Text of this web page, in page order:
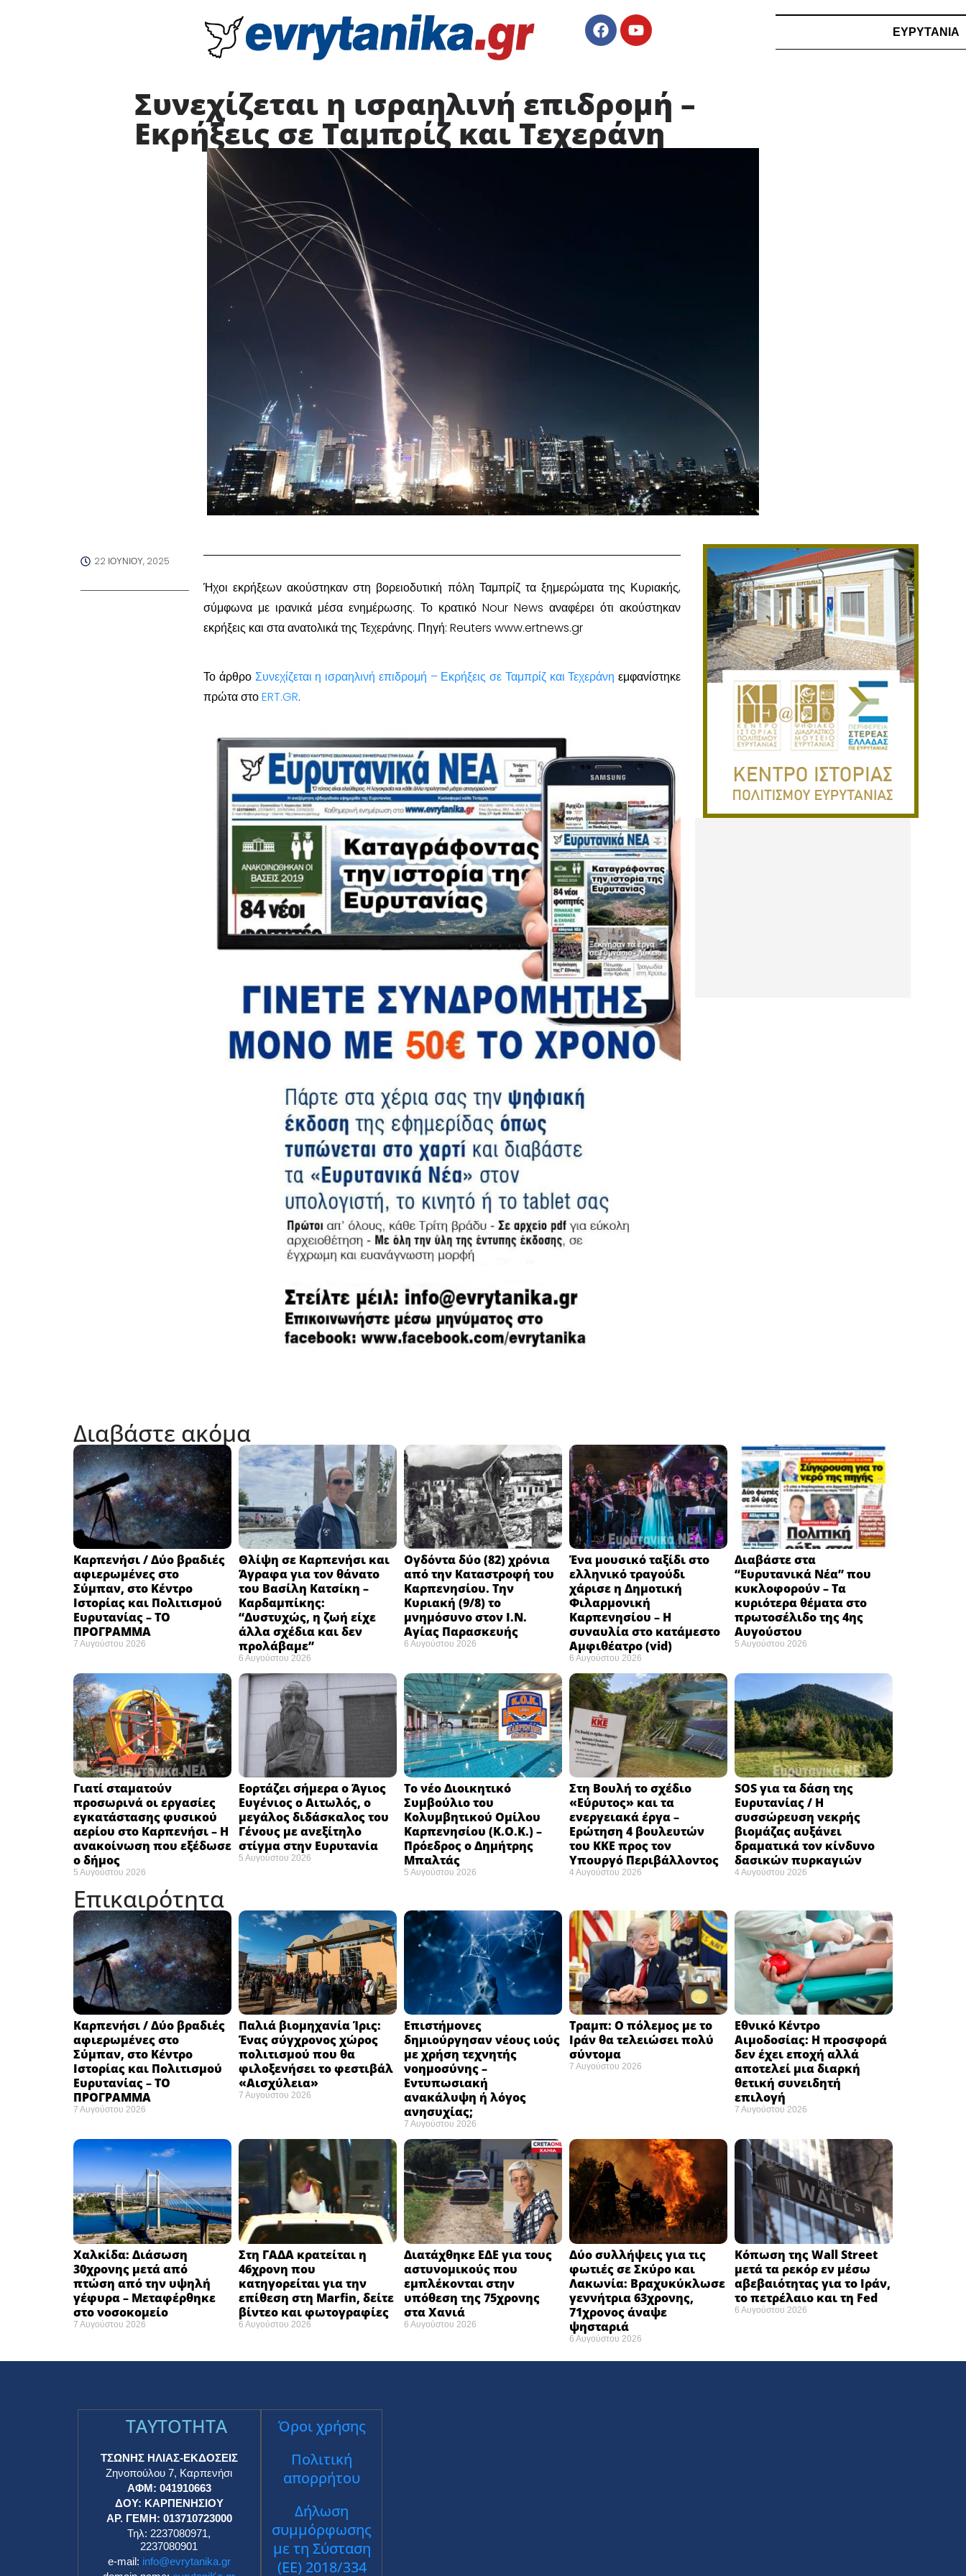
ΕΥΡΥΤΑΝΙΑ
Συνεχίζεται η ισραηλινή επιδρομή –
Εκρήξεις σε Ταμπρίζ και Τεχεράνη
22 ΙΟΥΝΊΟΥ, 2025
Ήχοι εκρήξεων ακούστηκαν στη βορειοδυτική πόλη Ταμπρίζ τα ξημερώματα της Κυριακής,
σύμφωνα με ιρανικά μέσα ενημέρωσης. Το κρατικό Nour News αναφέρει ότι ακούστηκαν
εκρήξεις και στα ανατολικά της Τεχεράνης. Πηγή: Reuters www.ertnews.gr
Το άρθρο Συνεχίζεται η ισραηλινή επιδρομή – Εκρήξεις σε Ταμπρίζ και Τεχεράνη εμφανίστηκε
πρώτα στοERT.GR.
Διαβάστε ακόμα
Καρπενήσι / Δύο βραδιές
αφιερωμένες στο
Σύμπαν, στο Κέντρο
Ιστορίας και Πολιτισμού
Ευρυτανίας – ΤΟ
ΠΡΟΓΡΑΜΜΑ
7 Αυγούστου 2026
Θλίψη σε Καρπενήσι και
Άγραφα για τον θάνατο
του Βασίλη Κατσίκη –
Καρδαμπίκης:
“Δυστυχώς, η ζωή είχε
άλλα σχέδια και δεν
προλάβαμε”
6 Αυγούστου 2026
Ογδόντα δύο (82) χρόνια
από την Καταστροφή του
Καρπενησίου. Την
Κυριακή (9/8) το
μνημόσυνο στον Ι.Ν.
Αγίας Παρασκευής
6 Αυγούστου 2026
Ένα μουσικό ταξίδι στο
ελληνικό τραγούδι
χάρισε η Δημοτική
Φιλαρμονική
Καρπενησίου – Η
συναυλία στο κατάμεστο
Αμφιθέατρο (vid)
6 Αυγούστου 2026
Διαβάστε στα
“Ευρυτανικά Νέα” που
κυκλοφορούν – Τα
κυριότερα θέματα στο
πρωτοσέλιδο της 4ης
Αυγούστου
5 Αυγούστου 2026
Γιατί σταματούν
προσωρινά οι εργασίες
εγκατάστασης φυσικού
αερίου στο Καρπενήσι – Η
ανακοίνωση που εξέδωσε
ο δήμος
5 Αυγούστου 2026
Εορτάζει σήμερα ο Άγιος
Ευγένιος ο Αιτωλός, ο
μεγάλος διδάσκαλος του
Γένους με ανεξίτηλο
στίγμα στην Ευρυτανία
5 Αυγούστου 2026
Το νέο Διοικητικό
Συμβούλιο του
Κολυμβητικού Ομίλου
Καρπενησίου (Κ.Ο.Κ.) –
Πρόεδρος ο Δημήτρης
Μπαλτάς
5 Αυγούστου 2026
Στη Βουλή το σχέδιο
«Εύρυτος» και τα
ενεργειακά έργα –
Ερώτηση 4 βουλευτών
του ΚΚΕ προς τον
Υπουργό Περιβάλλοντος
4 Αυγούστου 2026
SOS για τα δάση της
Ευρυτανίας / Η
συσσώρευση νεκρής
βιομάζας αυξάνει
δραματικά τον κίνδυνο
δασικών πυρκαγιών
4 Αυγούστου 2026
Επικαιρότητα
Καρπενήσι / Δύο βραδιές
αφιερωμένες στο
Σύμπαν, στο Κέντρο
Ιστορίας και Πολιτισμού
Ευρυτανίας – ΤΟ
ΠΡΟΓΡΑΜΜΑ
7 Αυγούστου 2026
Παλιά βιομηχανία Ίρις:
Ένας σύγχρονος χώρος
πολιτισμού που θα
φιλοξενήσει το φεστιβάλ
«Αισχύλεια» ​
7 Αυγούστου 2026
Επιστήμονες
δημιούργησαν νέους ιούς
με χρήση τεχνητής
νοημοσύνης –
Εντυπωσιακή
ανακάλυψη ή λόγος
ανησυχίας; ​
7 Αυγούστου 2026
Τραμπ: Ο πόλεμος με το
Ιράν θα τελειώσει πολύ
σύντομα ​
7 Αυγούστου 2026
Εθνικό Κέντρο
Αιμοδοσίας: H προσφορά
δεν έχει εποχή αλλά
αποτελεί μια διαρκή
θετική συνειδητή
επιλογή ​
7 Αυγούστου 2026
Χαλκίδα: Διάσωση
30χρονης μετά από
πτώση από την υψηλή
γέφυρα – Μεταφέρθηκε
στο νοσοκομείο ​
7 Αυγούστου 2026
Στη ΓΑΔΑ κρατείται η
46χρονη που
κατηγορείται για την
επίθεση στη Marfin, δείτε
βίντεο και φωτογραφίες
6 Αυγούστου 2026
Διατάχθηκε ΕΔΕ για τους
αστυνομικούς που
εμπλέκονται στην
υπόθεση της 75χρονης
στα Χανιά
6 Αυγούστου 2026
Δύο συλλήψεις για τις
φωτιές σε Σκύρο και
Λακωνία: Βραχυκύκλωσε
γεννήτρια 63χρονης,
71χρονος άναψε
ψησταριά
6 Αυγούστου 2026
Κόπωση της Wall Street
μετά τα ρεκόρ εν μέσω
αβεβαιότητας για το Ιράν,
το πετρέλαιο και τη Fed
6 Αυγούστου 2026
TAYTOTHTA
ΤΣΩΝΗΣ ΗΛΙΑΣ-ΕΚΔΟΣΕΙΣ
Ζηνοπούλου 7, Καρπενήσι
ΑΦΜ: 041910663
ΔΟΥ: ΚΑΡΠΕΝΗΣΙΟΥ
ΑΡ. ΓΕΜΗ: 013710723000
Τηλ: 2237080971,
2237080901
e-mail: info@evrytanika.gr
Όροι χρήσης
Πολιτική
απορρήτου
Δήλωση
συμμόρφωσης
με τη Σύσταση
(ΕΕ) 2018/334